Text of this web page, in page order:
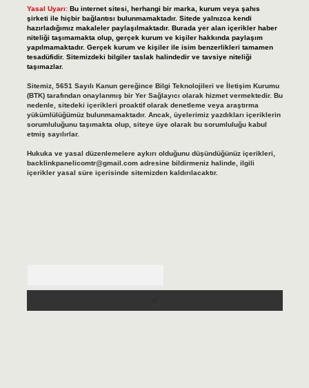
Yasal Uyarı: Bu internet sitesi, herhangi bir marka, kurum veya şahıs
şirketi ile hiçbir bağlantısı bulunmamaktadır. Sitede yalnızca kendi
hazırladığımız makaleler paylaşılmaktadır. Burada yer alan içerikler haber
niteliği taşımamakta olup, gerçek kurum ve kişiler hakkında paylaşım
yapılmamaktadır. Gerçek kurum ve kişiler ile isim benzerlikleri tamamen
tesadüfidir. Sitemizdeki bilgiler taslak halindedir ve tavsiye niteliği
taşımazlar.
Sitemiz, 5651 Sayılı Kanun gereğince Bilgi Teknolojileri ve İletişim Kurumu
(BTK) tarafından onaylanmış bir Yer Sağlayıcı olarak hizmet vermektedir. Bu
nedenle, sitedeki içerikleri proaktif olarak denetleme veya araştırma
yükümlülüğümüz bulunmamaktadır. Ancak, üyelerimiz yazdıkları içeriklerin
sorumluluğunu taşımakta olup, siteye üye olarak bu sorumluluğu kabul
etmiş sayılırlar.
Hukuka ve yasal düzenlemelere aykırı olduğunu düşündüğünüz içerikleri,
backlinkpanelicomtr@gmail.comadresine bildirmeniz halinde, ilgili
içerikler yasal süre içerisinde sitemizden kaldırılacaktır.